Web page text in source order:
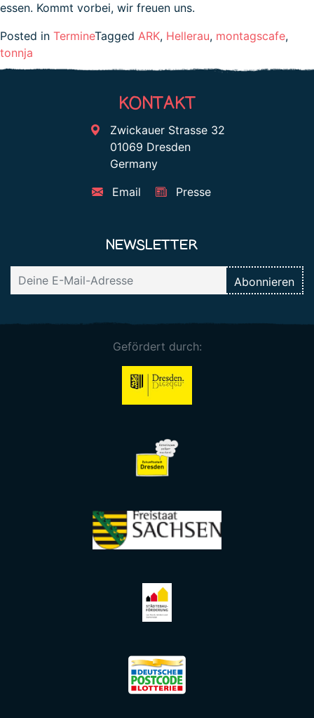
essen. Kommt vorbei, wir freuen uns.
Posted in TermineTagged ARK, Hellerau, montagscafe,
tonnja
KONTAKT
Zwickauer Strasse 32
01069 Dresden
Germany
Email
Presse
NEWSLETTER
Gefördert durch: